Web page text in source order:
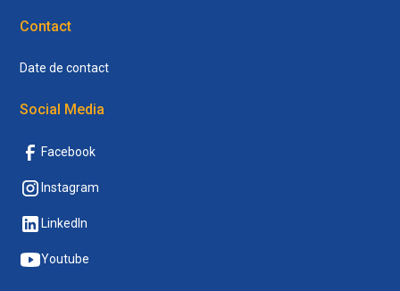
Contact
Date de contact
Social Media
Facebook
Instagram
LinkedIn
Youtube